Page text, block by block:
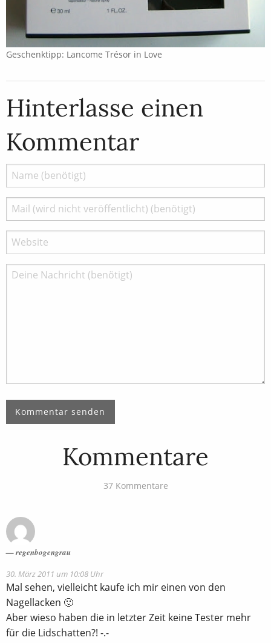
Geschenktipp: Lancome Trésor in Love
Hinterlasse einen
Kommentar
Kommentare
37 Kommentare
regenbogengrau
30. März 2011 um 10:08 Uhr
Mal sehen, vielleicht kaufe ich mir einen von den
Nagellacken 🙂
Aber wieso haben die in letzter Zeit keine Tester mehr
für die Lidschatten?! -.-